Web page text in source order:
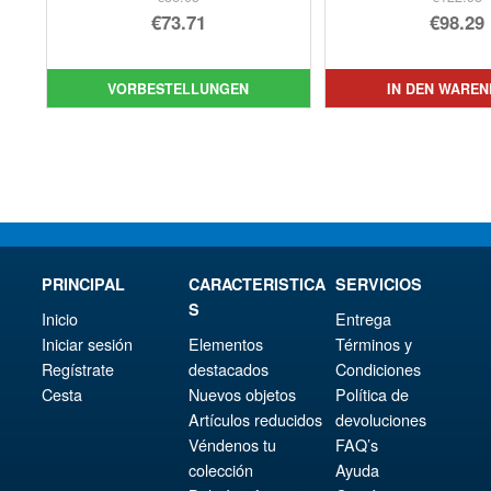
Ursprünglicher
war:
€86.05
€73.71
Preis
ist:
VORBESTELLUNGEN
€98.29
ist:
IN DEN
PRINCIPAL
Inicio
Iniciar sesión
Regístrate
Cesta
CARACTERISTICA
S
Elementos
destacados
Nuevos objetos
Artículos reducidos
Véndenos tu
colección
SERVICIOS
Entrega
Términos y
Condiciones
Política de
devoluciones
FAQ’s
Ayuda